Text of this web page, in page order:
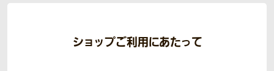
ショップご利用にあたって